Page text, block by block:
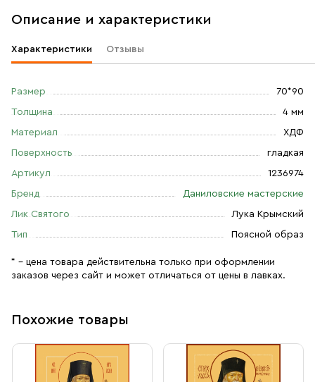
Описание и характеристики
Характеристики Отзывы
Размер 70*90
Толщина 4 мм
Материал ХДФ
Поверхность гладкая
Артикул 1236974
Бренд Даниловские мастерские
Лик Святого Лука Крымский
Тип Поясной образ
* – цена товара действительна только при оформлении
заказов через сайт и может отличаться от цены в лавках.
Похожие товары